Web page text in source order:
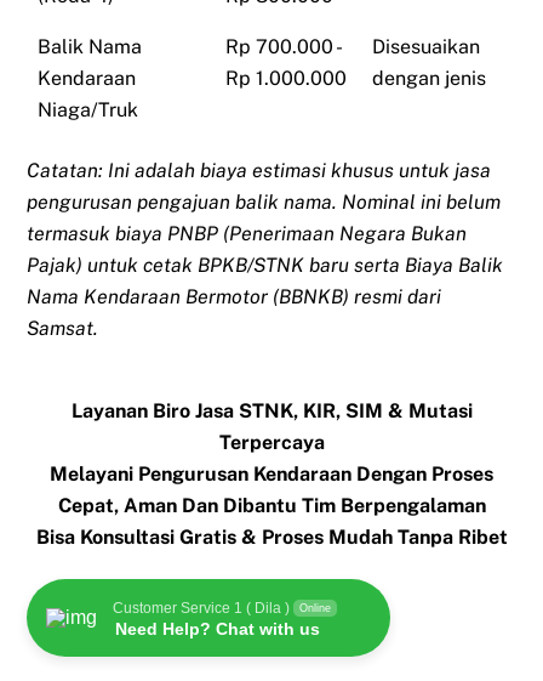
Balik Nama
Kendaraan
Niaga/Truk
Rp 700.000 -
Rp 1.000.000
Disesuaikan
dengan jenis
Catatan: Ini adalah biaya estimasi khusus untuk jasa
pengurusan pengajuan balik nama. Nominal ini belum
termasuk biaya PNBP (Penerimaan Negara Bukan
Pajak) untuk cetak BPKB/STNK baru serta Biaya Balik
Nama Kendaraan Bermotor (BBNKB) resmi dari
Samsat.
Layanan Biro Jasa STNK, KIR, SIM & Mutasi
Terpercaya
Melayani Pengurusan Kendaraan Dengan Proses
Cepat, Aman Dan Dibantu Tim Berpengalaman
Bisa Konsultasi Gratis & Proses Mudah Tanpa Ribet
Customer Service 1 ( Dila ) Online
Need Help? Chat with us